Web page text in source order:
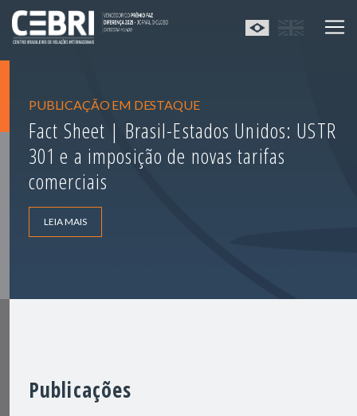
PUBLICAÇÃO EM DESTAQUE
Fact Sheet | Brasil-Estados Unidos: USTR
301 e a imposição de novas tarifas
comerciais
LEIA MAIS
Publicações